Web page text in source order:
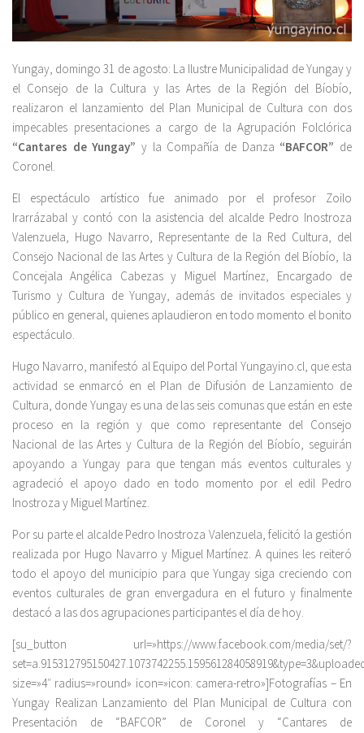
Yungay, domingo 31 de agosto: La Ilustre Municipalidad de Yungay y
el Consejo de la Cultura y las Artes de la Región del Bíobío,
realizaron el lanzamiento del Plan Municipal de Cultura con dos
impecables presentaciones a cargo de la Agrupación Folclórica
“Cantares de Yungay” y la Compañía de Danza “BAFCOR” de
Coronel.
El espectáculo artístico fue animado por el profesor Zoilo
Irarrázabal y contó con la asistencia del alcalde Pedro Inostroza
Valenzuela, Hugo Navarro, Representante de la Red Cultura, del
Consejo Nacional de las Artes y Cultura de la Región del Bíobío, la
Concejala Angélica Cabezas y Miguel Martínez, Encargado de
Turismo y Cultura de Yungay, además de invitados especiales y
público en general, quienes aplaudieron en todo momento el bonito
espectáculo.
Hugo Navarro, manifestó al Equipo del Portal Yungayino.cl, que esta
actividad se enmarcó en el Plan de Difusión de Lanzamiento de
Cultura, donde Yungay es una de las seis comunas que están en este
proceso en la región y que como representante del Consejo
Nacional de las Artes y Cultura de la Región del Bíobío, seguirán
apoyando a Yungay para que tengan más eventos culturales y
agradeció el apoyo dado en todo momento por el edil Pedro
Inostroza y Miguel Martínez.
Por su parte el alcalde Pedro Inostroza Valenzuela, felicitó la gestión
realizada por Hugo Navarro y Miguel Martínez. A quines les reiteró
todo el apoyo del municipio para que Yungay siga creciendo con
eventos culturales de gran envergadura en el futuro y finalmente
destacó a las dos agrupaciones participantes el día de hoy.
[su_button url=»https://www.facebook.com/media/set/?
size=»4″ radius=»round» icon=»icon: camera-retro»]Fotografías – En
Yungay Realizan Lanzamiento del Plan Municipal de Cultura con
Presentación de “BAFCOR” de Coronel y “Cantares de